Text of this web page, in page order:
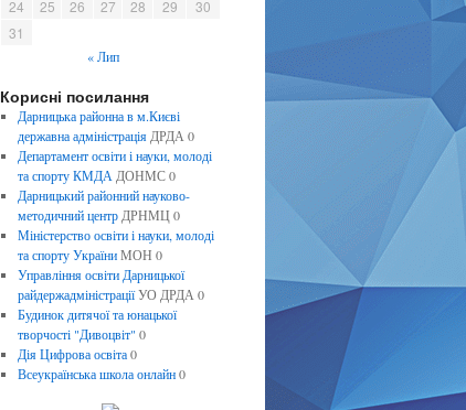
24
25 26 27 28 29
30
31
« Лип
Корисні посилання
Дарницька районна в м.Києві
державна адміністраціяДРДА 0
Департамент освіти і науки, молоді
та спорту КМДА ДОНМС 0
Дарницький районний науково-
методичний центрДРНМЦ 0
Міністерство освіти і науки, молоді
та спорту УкраїниМОН 0
Управління освіти Дарницької
райдержадміністраціїУО ДРДА 0
Будинок дитячої та юнацької
творчості "Дивоцвіт" 0
Дія Цифрова освіта0
Всеукраїнська школа онлайн0